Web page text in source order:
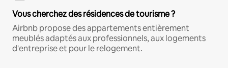
Vous cherchez des résidences de tourisme ?
Airbnb propose des appartements entièrement
meublés adaptés aux professionnels, aux logements
d'entreprise et pour le relogement.